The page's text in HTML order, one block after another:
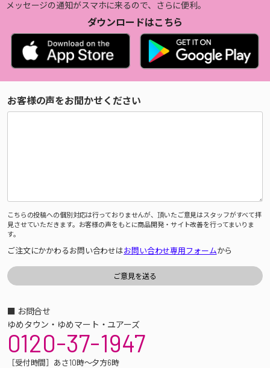
メッセージの通知がスマホに来るので、さらに便利。
ダウンロードはこちら
お客様の声をお聞かせください
こちらの投稿への個別対応は行っておりませんが、頂いたご意見はスタッフがすべて拝
見させていただきます。お客様の声をもとに商品開発・サイト改善を行ってまいりま
す。
ご注文にかかわるお問い合わせはお問い合わせ専用フォームから
■ お問合せ
ゆめタウン・ゆめマート・ユアーズ
0120-37-1947
［受付時間］あさ10時～夕方6時